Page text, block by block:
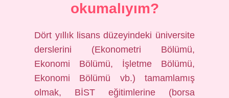
okumalıyım?
Dört yıllık lisans düzeyindeki üniversite
derslerini (Ekonometri Bölümü,
Ekonomi Bölümü, İşletme Bölümü,
Ekonomi Bölümü vb.) tamamlamış
olmak, BİST eğitimlerine (borsa